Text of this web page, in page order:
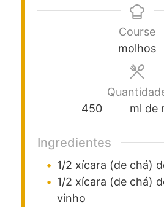
Course
molhos
450
ml de
Ingredientes
1/2 xícara (de chá)
1/2 xícara (de chá)
vinho